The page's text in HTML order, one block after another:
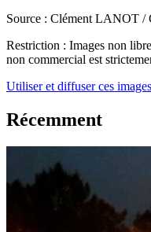
Source : Clément LANOT /
Restriction : Images non
non commercial est
Utiliser et diffuser ces images
Récemment